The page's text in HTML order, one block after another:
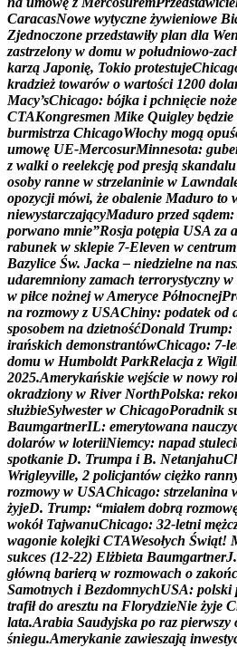
CaracasNowe wytyczne żywieniowe Bi
Zjednoczone przedstawiły plan dla Wen
zastrzelony w domu w południowo-zac
karzą Japonię, Tokio protestujeChicag
kradzież towarów o wartości 1200 dola
Macy’sChicago: bójka i pchnięcie noże
CTAKongresmen Mike Quigley będzie
burmistrza ChicagoWłochy mogą opuś
umowę UE-MercosurMinnesota: gube
z walki o reelekcję pod presją skandalu
osoby ranne w strzelaninie w Lawndal
opozycji mówi, że obalenie Maduro to
niewystarczającyMaduro przed sądem:
porwano mnie”Rosja potępia USA za a
rabunek w sklepie 7-Eleven w centrum
Bazylice Św. Jacka – niedzielne na nas
udaremniony zamach terrorystyczny w
w piłce nożnej wAmeryce PółnocnejPr
na rozmowy z USAChiny: podatek od
sposobem na dzietnośćDonald Trump:
irańskich demonstrantówChicago: 7-le
domu w Humboldt ParkRelacja z Wigil
2025.Amerykańskie wejście w nowy ro
okradziony w River NorthPolska: reko
służbieSylwester w ChicagoPoradnik s
BaumgartnerIL: emerytowana nauczy
dolarów w loteriiNiemcy: napad stuleci
spotkanie D. Trumpa i B. NetanjahuC
Wrigleyville, 2 policjantów ciężko rann
rozmowy w USAChicago: strzelanina
żyjeD. Trump: “miałem dobrą rozmow
wokół TajwanuChicago: 32-letni mężc
wagonie kolejki CTAWesołych Świąt!
sukces (12-22) Elżbieta BaumgartnerJ.
główną barierą w rozmowach o zakońc
Samotnych i BezdomnychUSA: polski
trafił do aresztu na FlorydzieNie żyje C
lata.Arabia Saudyjska po raz pierwszy
śniegu.Amerykanie zawieszają inwesty